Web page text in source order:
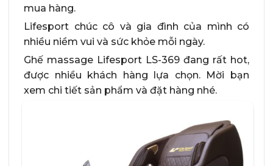
mua hàng.
Lifesport chúc cô và gia đình của mình có
nhiều niềm vui và sức khỏe mỗi ngày.
Ghế massage Lifesport LS-369 đang rất hot,
được nhiều khách hàng lựa chọn. Mời bạn
xem chi tiết sản phẩm và đặt hàng nhé.